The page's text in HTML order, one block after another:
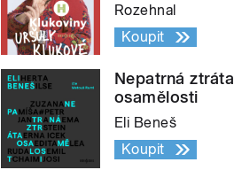
Rozehnal
Koupit
Nepatrná ztráta
osamělosti
Eli Beneš
Koupit